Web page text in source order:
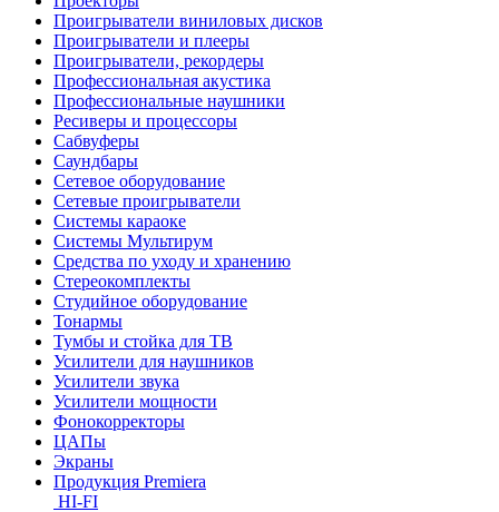
Проигрыватели виниловых дисков
Проигрыватели и плееры
Проигрыватели, рекордеры
Профессиональная акустика
Профессиональные наушники
Ресиверы и процессоры
Сабвуферы
Саундбары
Сетевое оборудование
Сетевые проигрыватели
Системы караоке
Системы Мультирум
Средства по уходу и хранению
Стереокомплекты
Студийное оборудование
Тонармы
Тумбы и стойка для ТВ
Усилители для наушников
Усилители звука
Усилители мощности
Фонокорректоры
ЦАПы
Экраны
Продукция Premiera
HI-FI